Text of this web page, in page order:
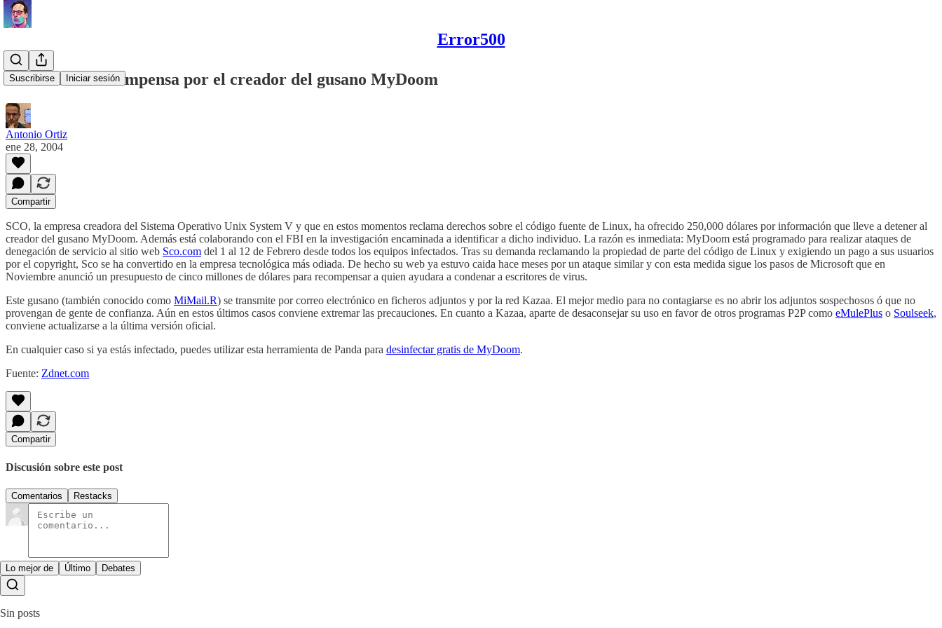
Error500
Suscribirse Iniciar sesión
SCO ofrece recompensa por el creador del gusano MyDoom
Antonio Ortiz
ene 28, 2004
Compartir
SCO, la empresa creadora del Sistema Operativo Unix System V y que en estos momentos reclama derechos sobre el código fuente de Linux, ha ofrecido 250,000 dólares por información que lleve a detener al
creador del gusano MyDoom. Además está colaborando con el FBI en la investigación encaminada a identificar a dicho individuo. La razón es inmediata: MyDoom está programado para realizar ataques de
denegación de servicio al sitio web Sco.com del 1 al 12 de Febrero desde todos los equipos infectados. Tras su demanda reclamando la propiedad de parte del código de Linux y exigiendo un pago a sus usuarios
por el copyright, Sco se ha convertido en la empresa tecnológica más odiada. De hecho su web ya estuvo caida hace meses por un ataque similar y con esta medida sigue los pasos de Microsoft que en
Noviembre anunció un presupuesto de cinco millones de dólares para recompensar a quien ayudara a condenar a escritores de virus.
Este gusano (también conocido como MiMail.R) se transmite por correo electrónico en ficheros adjuntos y por la red Kazaa. El mejor medio para no contagiarse es no abrir los adjuntos sospechosos ó que no
provengan de gente de confianza. Aún en estos últimos casos conviene extremar las precauciones. En cuanto a Kazaa, aparte de desaconsejar su uso en favor de otros programas P2P como eMulePlus o Soulseek,
conviene actualizarse a la última versión oficial.
En cualquier caso si ya estás infectado, puedes utilizar esta herramienta de Panda para desinfectar gratis de MyDoom.
Fuente: Zdnet.com
Compartir
Discusión sobre este post
Comentarios Restacks
Lo mejor de Último Debates
Sin posts